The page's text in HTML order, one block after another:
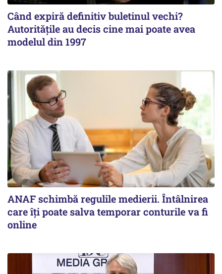
Când expiră definitiv buletinul vechi?
Autoritățile au decis cine mai poate avea
modelul din 1997
ANAF schimbă regulile medierii. Întâlnirea
care îți poate salva temporar conturile va fi
online